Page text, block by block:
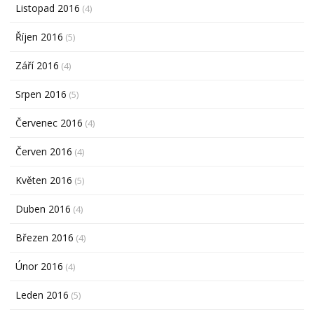
Listopad 2016 (4)
Říjen 2016 (5)
Září 2016 (4)
Srpen 2016 (5)
Červenec 2016 (4)
Červen 2016 (4)
Květen 2016 (5)
Duben 2016 (4)
Březen 2016 (4)
Únor 2016 (4)
Leden 2016 (5)